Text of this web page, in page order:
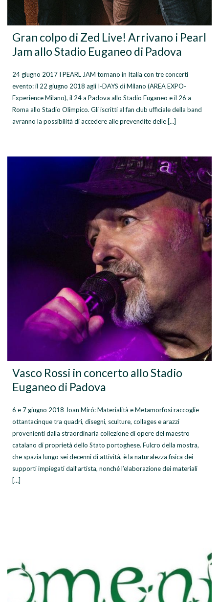
Gran colpo di Zed Live! Arrivano i Pearl
Jam allo Stadio Euganeo di Padova
24 giugno 2017 I PEARL JAM tornano in Italia con tre concerti
evento: il 22 giugno 2018 agli I-DAYS di Milano (AREA EXPO-
Experience Milano), il 24 a Padova allo Stadio Euganeo e il 26 a
Roma allo Stadio Olimpico. Gli iscritti al fan club ufficiale della band
avranno la possibilità di accedere alle prevendite delle […]
Vasco Rossi in concerto allo Stadio
Euganeo di Padova
6 e 7 giugno 2018 Joan Miró: Materialità e Metamorfosi raccoglie
ottantacinque tra quadri, disegni, sculture, collages e arazzi
provenienti dalla straordinaria collezione di opere del maestro
catalano di proprietà dello Stato portoghese. Fulcro della mostra,
che spazia lungo sei decenni di attività, è la naturalezza fisica dei
supporti impiegati dall’artista, nonché l’elaborazione dei materiali
[…]